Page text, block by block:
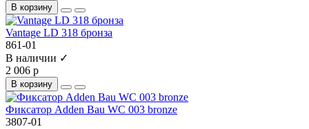
В корзину
Vantage LD 318 бронза
861-01
В наличии ✓
2 006 р
В корзину
Фиксатор Adden Bau WC 003 bronze
3807-01